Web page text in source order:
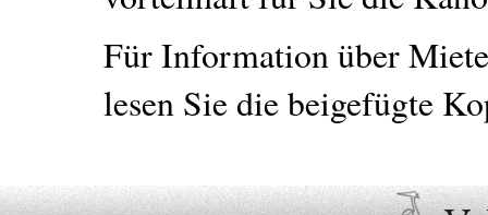
Für Information über
lesen Sie die beigefügte